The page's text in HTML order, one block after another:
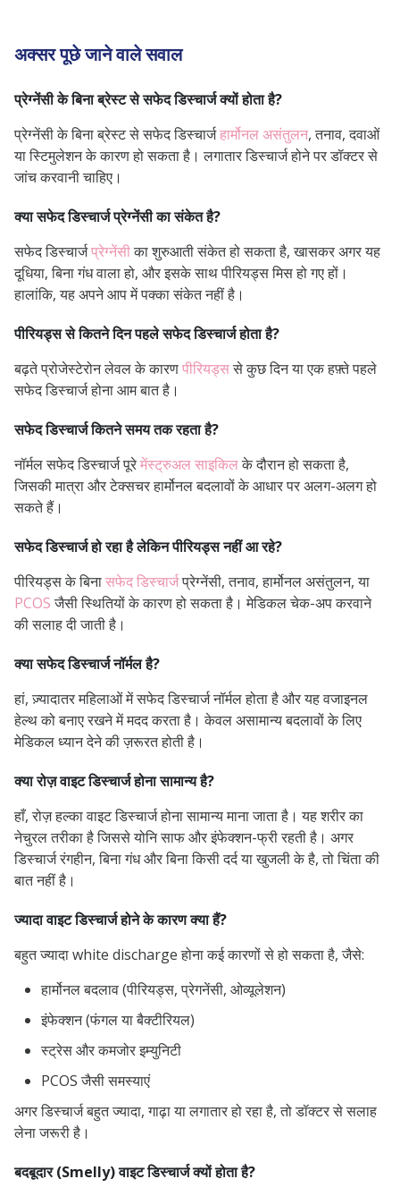
अक्सर पूछे जाने वाले सवाल
प्रेग्नेंसी के बिना ब्रेस्ट से सफेद डिस्चार्ज क्यों होता है?
प्रेग्नेंसी के बिना ब्रेस्ट से सफेद डिस्चार्जहार्मोनल असंतुलन, तनाव, दवाओं
या स्टिमुलेशन के कारण हो सकता है। लगातार डिस्चार्ज होने पर डॉक्टर से
जांच करवानी चाहिए।
क्या सफेद डिस्चार्ज प्रेग्नेंसी का संकेत है?
सफेद डिस्चार्जप्रेग्नेंसीका शुरुआती संकेत हो सकता है, खासकर अगर यह
दूधिया, बिना गंध वाला हो, और इसके साथ पीरियड्स मिस हो गए हों।
हालांकि, यह अपने आप में पक्का संकेत नहीं है।
पीरियड्स से कितने दिन पहले सफेद डिस्चार्ज होता है?
बढ़ते प्रोजेस्टेरोन लेवल के कारणपीरियड्ससे कुछ दिन या एक हफ़्ते पहले
सफेद डिस्चार्ज होना आम बात है।
सफेद डिस्चार्ज कितने समय तक रहता है?
नॉर्मल सफेद डिस्चार्ज पूरेमेंस्ट्रुअल साइकिलके दौरान हो सकता है,
जिसकी मात्रा और टेक्सचर हार्मोनल बदलावों के आधार पर अलग-अलग हो
सकते हैं।
सफेद डिस्चार्ज हो रहा है लेकिन पीरियड्स नहीं आ रहे?
पीरियड्स के बिनासफेद डिस्चार्जप्रेग्नेंसी, तनाव, हार्मोनल असंतुलन, या
PCOSजैसी स्थितियों के कारण हो सकता है। मेडिकल चेक-अप करवाने
की सलाह दी जाती है।
क्या सफेद डिस्चार्ज नॉर्मल है?
हां, ज़्यादातर महिलाओं में सफेद डिस्चार्ज नॉर्मल होता है और यह वजाइनल
हेल्थ को बनाए रखने में मदद करता है। केवल असामान्य बदलावों के लिए
मेडिकल ध्यान देने की ज़रूरत होती है।
क्या रोज़ वाइट डिस्चार्ज होना सामान्य है?
हाँ, रोज़ हल्का वाइट डिस्चार्ज होना सामान्य माना जाता है। यह शरीर का
नेचुरल तरीका है जिससे योनि साफ और इंफेक्शन-फ्री रहती है। अगर
डिस्चार्ज रंगहीन, बिना गंध और बिना किसी दर्द या खुजली के है, तो चिंता की
बात नहीं है।
ज्यादा वाइट डिस्चार्ज होने के कारण क्या हैं?
बहुत ज्यादा white discharge होना कई कारणों से हो सकता है, जैसे:
हार्मोनल बदलाव (पीरियड्स, प्रेगनेंसी, ओव्यूलेशन)
इंफेक्शन (फंगल या बैक्टीरियल)
स्ट्रेस और कमजोर इम्युनिटी
PCOS जैसी समस्याएं
अगर डिस्चार्ज बहुत ज्यादा, गाढ़ा या लगातार हो रहा है, तो डॉक्टर से सलाह
लेना जरूरी है।
बदबूदार (Smelly) वाइट डिस्चार्ज क्यों होता है?